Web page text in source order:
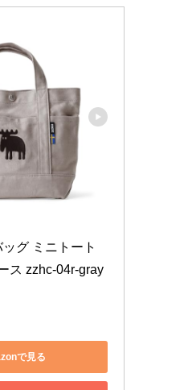
グ ミニトート
ス zzhc-04r-gray
で見る